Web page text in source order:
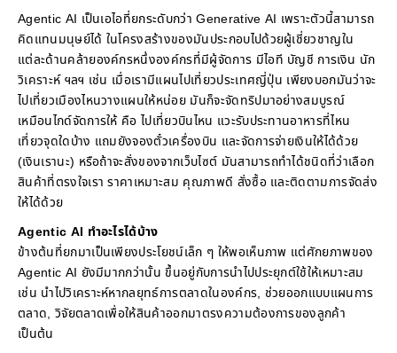
Agentic AI เป็นเอไอที่ยกระดับกว่า Generative AI เพราะตัวนี้สามารถ
คิดแทนมนุษย์ได้ ในโครงสร้างของมันประกอบไปด้วยผู้เชี่ยวชาญใน
แต่ละด้านคล้ายองค์กรหนึ่งองค์กรที่มีผู้จัดการ มีไอที บัญชี การเงิน นัก
วิเคราะห์ ฯลฯ เช่น เมื่อเรามีแผนไปเที่ยวประเทศญี่ปุ่น เพียงบอกมันว่าจะ
ไปเที่ยวเมืองไหนวางแผนให้หน่อย มันก็จะจัดทริปมาอย่างสมบูรณ์
เหมือนไกด์จัดการให้ คือ ไปเที่ยวบินไหน แวะรับประทานอาหารที่ไหน
เที่ยวจุดใดบ้าง แถมยังจองตั๋วเครื่องบิน และจัดการจ่ายเงินให้ได้ด้วย
(เงินเรานะ) หรือถ้าจะสั่งของจากเว็บไซต์ มันสามารถทำได้ชนิดที่ว่าเลือก
สินค้าที่ตรงใจเรา ราคาเหมาะสม คุณภาพดี สั่งซื้อ และติดตามการจัดส่ง
ให้ได้ด้วย
Agentic AI ทำอะไรได้บ้าง
ข้างต้นที่ยกมาเป็นเพียงประโยชน์เล็ก ๆ ให้พอเห็นภาพ แต่ศักยภาพของ
Agentic AI ยังมีมากกว่านั้น ขึ้นอยู่กับการนำไปประยุกต์ใช้ให้เหมาะสม
เช่น นำไปวิเคราะห์หากลยุทธ์การตลาดในองค์กร, ช่วยออกแบบแผนการ
ตลาด, วิจัยตลาดเพื่อให้สินค้าออกมาตรงความต้องการของลูกค้า
เป็นต้น